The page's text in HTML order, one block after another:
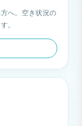
へ。空き状況の
。